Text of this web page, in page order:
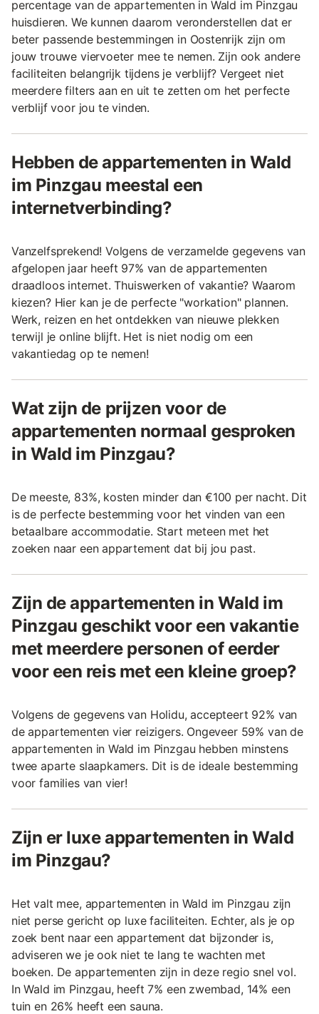
percentage van de appartementen in Wald im Pinzgau
huisdieren. We kunnen daarom veronderstellen dat er
beter passende bestemmingen in Oostenrijk zijn om
jouw trouwe viervoeter mee te nemen. Zijn ook andere
faciliteiten belangrijk tijdens je verblijf? Vergeet niet
meerdere filters aan en uit te zetten om het perfecte
verblijf voor jou te vinden.
Hebben de appartementen in Wald
im Pinzgau meestal een
internetverbinding?
Vanzelfsprekend! Volgens de verzamelde gegevens van
afgelopen jaar heeft 97% van de appartementen
draadloos internet. Thuiswerken of vakantie? Waarom
kiezen? Hier kan je de perfecte "workation" plannen.
Werk, reizen en het ontdekken van nieuwe plekken
terwijl je online blijft. Het is niet nodig om een
vakantiedag op te nemen!
Wat zijn de prijzen voor de
appartementen normaal gesproken
in Wald im Pinzgau?
De meeste, 83%, kosten minder dan €100 per nacht. Dit
is de perfecte bestemming voor het vinden van een
betaalbare accommodatie. Start meteen met het
zoeken naar een appartement dat bij jou past.
Zijn de appartementen in Wald im
Pinzgau geschikt voor een vakantie
met meerdere personen of eerder
voor een reis met een kleine groep?
Volgens de gegevens van Holidu, accepteert 92% van
de appartementen vier reizigers. Ongeveer 59% van de
appartementen in Wald im Pinzgau hebben minstens
twee aparte slaapkamers. Dit is de ideale bestemming
voor families van vier!
Zijn er luxe appartementen in Wald
im Pinzgau?
Het valt mee, appartementen in Wald im Pinzgau zijn
niet perse gericht op luxe faciliteiten. Echter, als je op
zoek bent naar een appartement dat bijzonder is,
adviseren we je ook niet te lang te wachten met
boeken. De appartementen zijn in deze regio snel vol.
In Wald im Pinzgau, heeft 7% een zwembad, 14% een
tuin en 26% heeft een sauna.